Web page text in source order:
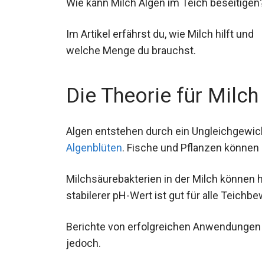
Wie kann Milch Algen im Teich
Im Artikel erfährst du, wie Milch hilft und
welche Menge du brauchst.
Die Theorie für
Algen entstehen durch ein
Algenblüten. Fische und Pflanzen
Milchsäurebakterien in der Milch können
stabilerer pH-Wert ist gut für alle
Berichte von erfolgreichen
jedoch.